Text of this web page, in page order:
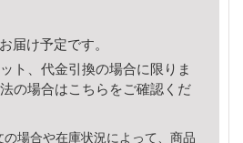
届け予定です。
ト、代金引換の場合に限りま
の場合はこちら をご確認くだ
場合や在庫状況によって、商品